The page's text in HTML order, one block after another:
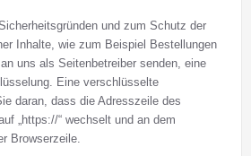
und zum Schutz der
Inhalte, wie zum Beispiel Bestellungen
uns als Seitenbetreiber senden, eine
Eine verschlüsselte
daran, dass die Adresszeile des
„https://“ wechselt und an dem
Browserzeile.